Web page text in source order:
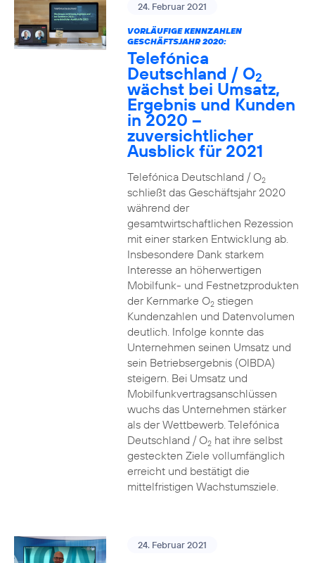
24. Februar 2021
VORLÄUFIGE KENNZAHLEN
GESCHÄFTSJAHR 2020:
Telefónica
Deutschland / O2
wächst bei Umsatz,
Ergebnis und Kunden
in 2020 –
zuversichtlicher
Ausblick für 2021
Telefónica Deutschland / O2
schließt das Geschäftsjahr 2020
während der
gesamtwirtschaftlichen Rezession
mit einer starken Entwicklung ab.
Insbesondere Dank starkem
Interesse an höherwertigen
Mobilfunk- und Festnetzprodukten
der Kernmarke O2stiegen
Kundenzahlen und Datenvolumen
deutlich. Infolge konnte das
Unternehmen seinen Umsatz und
sein Betriebsergebnis (OIBDA)
steigern. Bei Umsatz und
Mobilfunkvertragsanschlüssen
wuchs das Unternehmen stärker
als der Wettbewerb. Telefónica
Deutschland / O2hat ihre selbst
gesteckten Ziele vollumfänglich
erreicht und bestätigt die
mittelfristigen Wachstumsziele.
24. Februar 2021